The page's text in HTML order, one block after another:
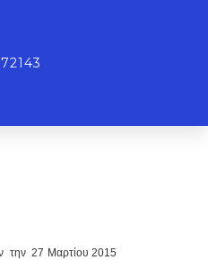
την 27 Μαρτίου 2015